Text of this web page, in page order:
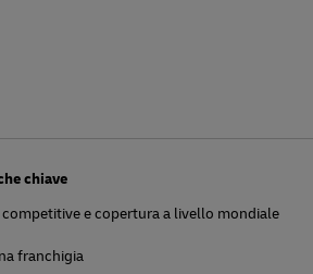
chiave
competitive e copertura a livello mondiale
franchigia